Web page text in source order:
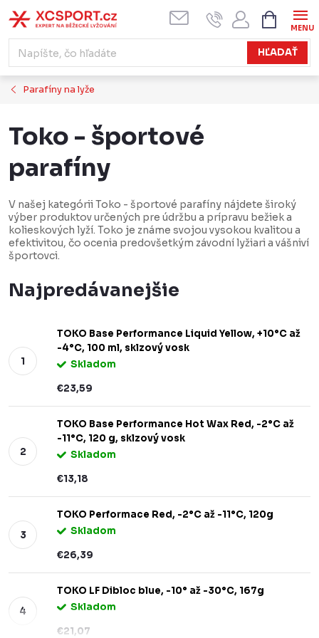
na
obsah
HĽADAŤ
KOŠÍK
Parafíny na lyže
Toko - športové
parafíny
V našej kategórii Toko - športové parafíny nájdete široký
výber produktov určených pre údržbu a prípravu bežiek a
kolieskových lyží. Toko je známe svojou vysokou kvalitou a
efektivitou, čo ocenia predovšetkým závodní lyžiari a vášniví
športovci.
Najpredávanejšie
TOKO Base Performance Liquid Yellow, +10°C až
-4°C, 100 ml, sklzový vosk
Skladom
€23,59
TOKO Base Performance Hot Wax Red, -2°C až
-11°C, 120 g, sklzový vosk
Skladom
€13,18
TOKO Performace Red, -2°C až -11°C, 120g
Skladom
€26,39
TOKO LF Dibloc blue, -10° až -30°C, 167g
Skladom
€21,07